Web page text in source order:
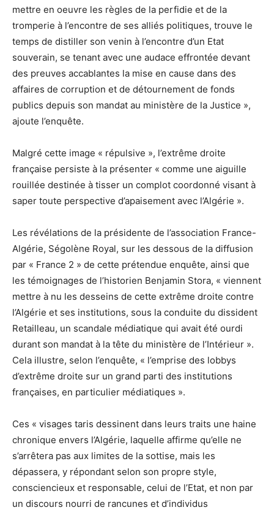
mettre en oeuvre les règles de la perfidie et de la
tromperie à l’encontre de ses alliés politiques, trouve le
temps de distiller son venin à l’encontre d’un Etat
souverain, se tenant avec une audace effrontée devant
des preuves accablantes la mise en cause dans des
affaires de corruption et de détournement de fonds
publics depuis son mandat au ministère de la Justice »,
ajoute l’enquête.
Malgré cette image « répulsive », l’extrême droite
française persiste à la présenter « comme une aiguille
rouillée destinée à tisser un complot coordonné visant à
saper toute perspective d’apaisement avec l’Algérie ».
Les révélations de la présidente de l’association France-
Algérie, Ségolène Royal, sur les dessous de la diffusion
par « France 2 » de cette prétendue enquête, ainsi que
les témoignages de l’historien Benjamin Stora, « viennent
mettre à nu les desseins de cette extrême droite contre
l’Algérie et ses institutions, sous la conduite du dissident
Retailleau, un scandale médiatique qui avait été ourdi
durant son mandat à la tête du ministère de l’Intérieur ».
Cela illustre, selon l’enquête, « l’emprise des lobbys
d’extrême droite sur un grand parti des institutions
françaises, en particulier médiatiques ».
Ces « visages taris dessinent dans leurs traits une haine
chronique envers l’Algérie, laquelle affirme qu’elle ne
s’arrêtera pas aux limites de la sottise, mais les
dépassera, y répondant selon son propre style,
consciencieux et responsable, celui de l’Etat, et non par
un discours nourri de rancunes et d’individus